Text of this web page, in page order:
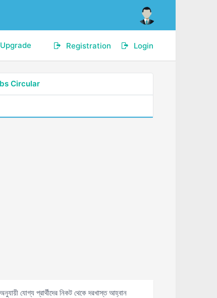
Upgrade Login
Registration
Circular
যোগ্য প্রার্থীদের নিকট থেকে দরখাস্ত আহ্বান